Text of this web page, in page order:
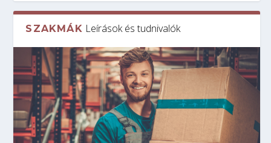
SZAKMÁK Leírások és tudnivalók